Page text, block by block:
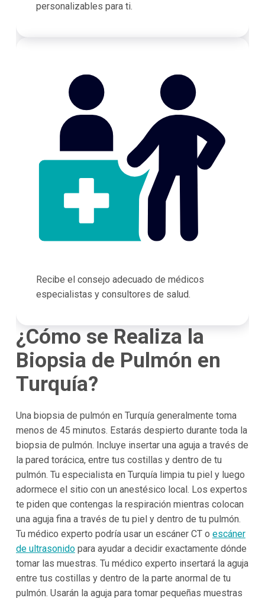
personalizables para ti.
Recibe el consejo adecuado de médicos
especialistas y consultores de salud.
¿Cómo se Realiza la
Biopsia de Pulmón en
Turquía?
Una biopsia de pulmón en Turquía generalmente toma
menos de 45 minutos. Estarás despierto durante toda la
biopsia de pulmón. Incluye insertar una aguja a través de
la pared torácica, entre tus costillas y dentro de tu
pulmón. Tu especialista en Turquía limpia tu piel y luego
adormece el sitio con un anestésico local. Los expertos
te piden que contengas la respiración mientras colocan
una aguja fina a través de tu piel y dentro de tu pulmón.
Tu médico experto podría usar un escáner CT o escáner
de ultrasonidopara ayudar a decidir exactamente dónde
tomar las muestras. Tu médico experto insertará la aguja
entre tus costillas y dentro de la parte anormal de tu
pulmón. Usarán la aguja para tomar pequeñas muestras